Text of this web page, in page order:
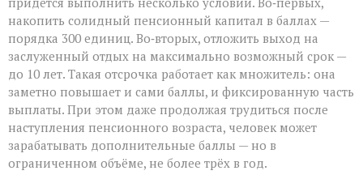
накопить солидный пенсионный капитал в баллах —
порядка 300 единиц. Во‑вторых, отложить выход на
заслуженный отдых на максимально возможный срок —
до 10 лет. Такая отсрочка работает как множитель: она
заметно повышает и сами баллы, и фиксированную часть
выплаты. При этом даже продолжая трудиться после
наступления пенсионного возраста, человек может
зарабатывать дополнительные баллы — но в
ограниченном объёме, не более трёх в год.